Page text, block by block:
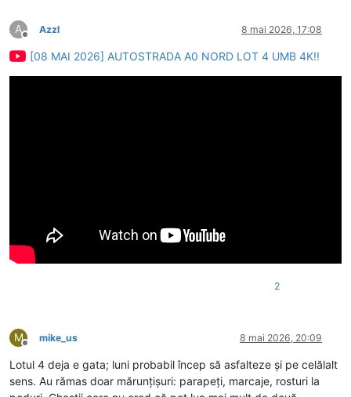
A
Deconectat
Azzl 8 mai 2026, 17:08
[08 MAI 2026] AUTOSTRADA A0 NORD LOT 4 UMB 4K!!
2
M
Deconectat
mike_us 8 mai 2026, 20:09
Lotul 4 deja e gata; luni probabil încep să asfalteze și pe celălalt
sens. Au rămas doar mărunțișuri: parapeți, marcaje, rosturi la